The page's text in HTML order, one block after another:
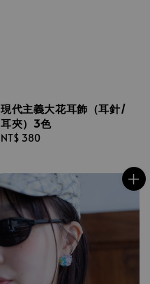
現代主義大花耳飾（耳針/
耳夾）3色
Regular
NT$ 380